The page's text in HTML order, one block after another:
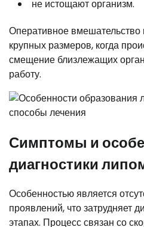
не истощают организм.
Оперативное вмешательство
крупных размеров, когда
смещение близлежащих
работу.
Симптомы и
диагностики
Особенностью является
проявлений, что затрудняет
этапах. Процесс связан со